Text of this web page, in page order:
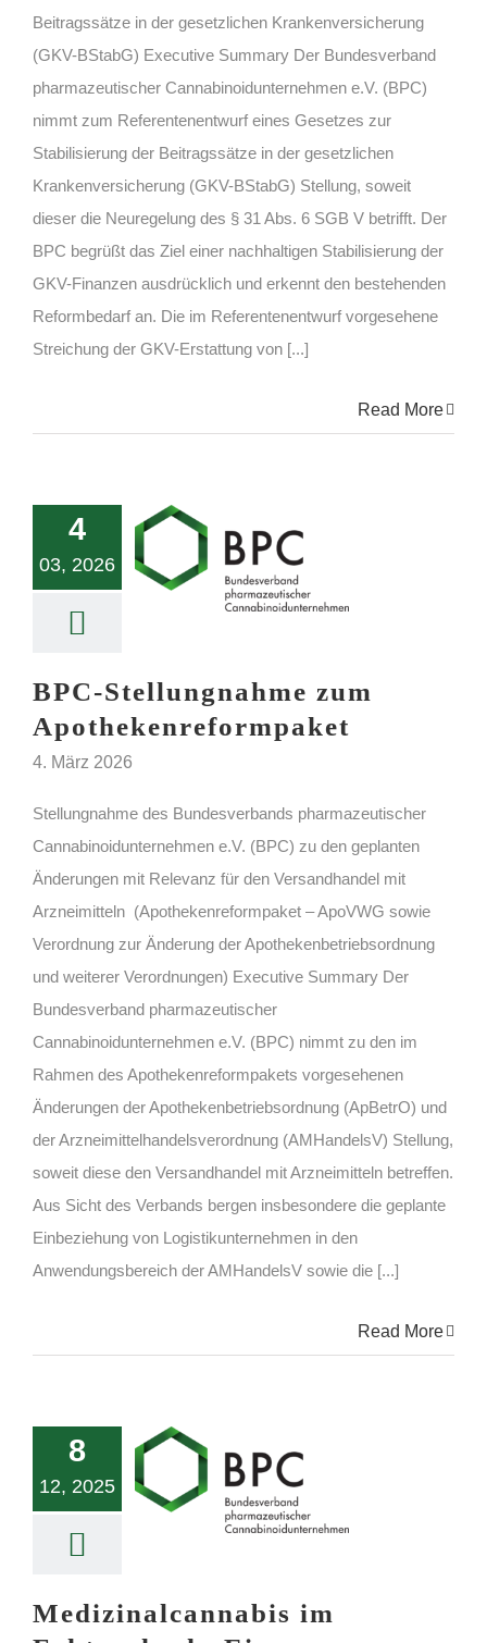
Beitragssätze in der gesetzlichen Krankenversicherung
(GKV-BStabG) Executive Summary Der Bundesverband
pharmazeutischer Cannabinoidunternehmen e.V. (BPC)
nimmt zum Referentenentwurf eines Gesetzes zur
Stabilisierung der Beitragssätze in der gesetzlichen
Krankenversicherung (GKV-BStabG) Stellung, soweit
dieser die Neuregelung des § 31 Abs. 6 SGB V betrifft. Der
BPC begrüßt das Ziel einer nachhaltigen Stabilisierung der
GKV-Finanzen ausdrücklich und erkennt den bestehenden
Reformbedarf an. Die im Referentenentwurf vorgesehene
Streichung der GKV-Erstattung von [...]
Read More
4
03, 2026
BPC-Stellungnahme zum
Apothekenreformpaket
4. März 2026
Stellungnahme des Bundesverbands pharmazeutischer
Cannabinoidunternehmen e.V. (BPC) zu den geplanten
Änderungen mit Relevanz für den Versandhandel mit
Arzneimitteln (Apothekenreformpaket – ApoVWG sowie
Verordnung zur Änderung der Apothekenbetriebsordnung
und weiterer Verordnungen) Executive Summary Der
Bundesverband pharmazeutischer
Cannabinoidunternehmen e.V. (BPC) nimmt zu den im
Rahmen des Apothekenreformpakets vorgesehenen
Änderungen der Apothekenbetriebsordnung (ApBetrO) und
der Arzneimittelhandelsverordnung (AMHandelsV) Stellung,
soweit diese den Versandhandel mit Arzneimitteln betreffen.
Aus Sicht des Verbands bergen insbesondere die geplante
Einbeziehung von Logistikunternehmen in den
Anwendungsbereich der AMHandelsV sowie die [...]
Read More
8
12, 2025
Medizinalcannabis im